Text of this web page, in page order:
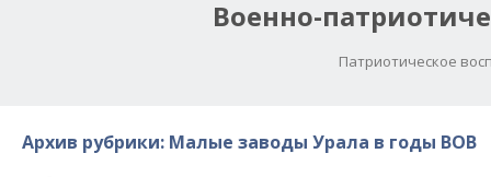
Военно-
Патриотическое
Архив рубрики: Малые заводы Урала в годы ВОВ